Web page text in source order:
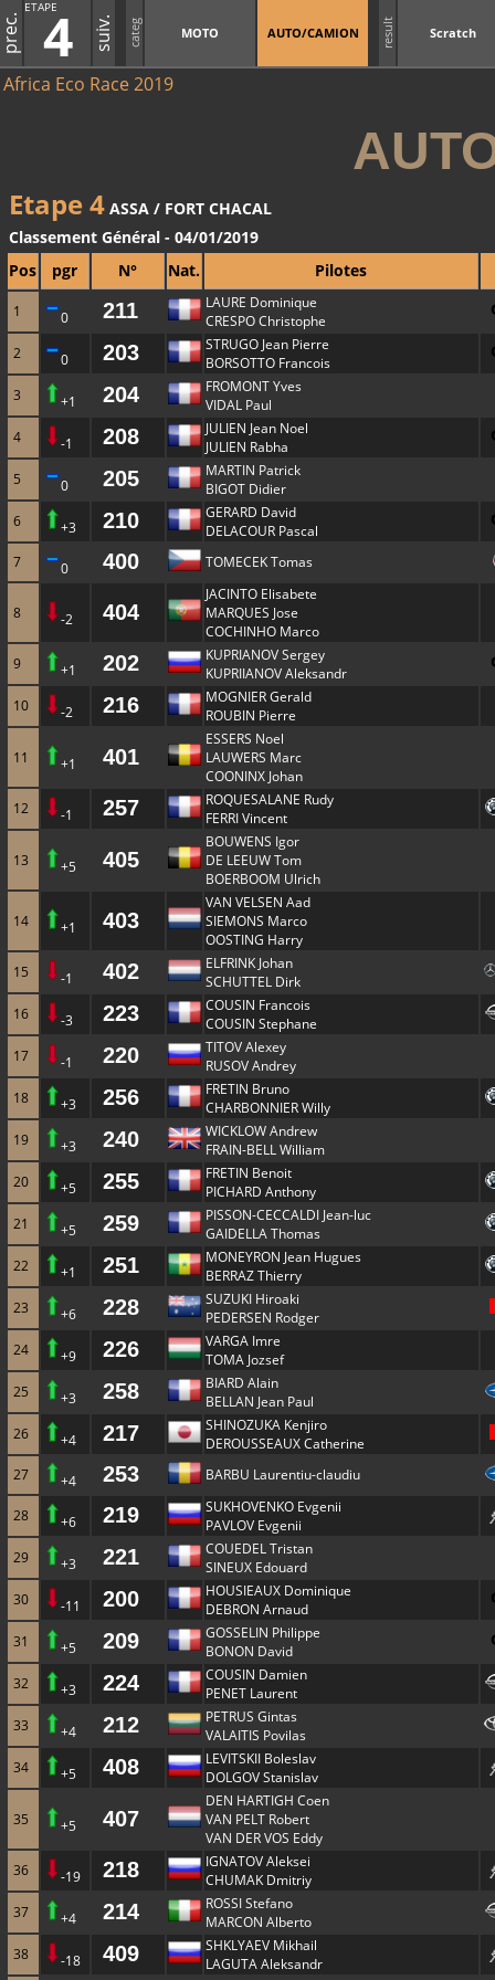
4
ETAPE
suiv. categ MOTO AUTO/CAMION result Scratch
Africa Eco Race 2019
Etape 4 ASSA / FORT CHACAL
Classement Général - 04/01/2019
Pos
pgr N° Nat. Pilotes
1 0 211
LAURE Dominique
CRESPO Christophe
2
0 203
STRUGO Jean Pierre
BORSOTTO Francois
3
+1 204
FROMONT Yves
VIDAL Paul
4
-1 208
JULIEN Jean Noel
JULIEN Rabha
5
0 205
MARTIN Patrick
BIGOT Didier
6
+3 210
GERARD David
DELACOUR Pascal
7
0 400 TOMECEK Tomas
8 -2 404
JACINTO Elisabete
MARQUES Jose
COCHINHO Marco
9
+1 202
KUPRIANOV Sergey
KUPRIIANOV Aleksandr
10
-2 216
MOGNIER Gerald
ROUBIN Pierre
11 +1 401
ESSERS Noel
LAUWERS Marc
COONINX Johan
12
-1 257
ROQUESALANE Rudy
FERRI Vincent
13 +5 405
BOUWENS Igor
DE LEEUW Tom
BOERBOOM Ulrich
14 +1 403
VAN VELSEN Aad
SIEMONS Marco
OOSTING Harry
15
-1 402
ELFRINK Johan
SCHUTTEL Dirk
16
-3 223
COUSIN Francois
COUSIN Stephane
17
-1 220
TITOV Alexey
RUSOV Andrey
18
+3 256
FRETIN Bruno
CHARBONNIER Willy
19
+3 240
WICKLOW Andrew
FRAIN-BELL William
20
+5 255
FRETIN Benoit
PICHARD Anthony
21
+5 259
PISSON-CECCALDI Jean-luc
GAIDELLA Thomas
22
+1 251
MONEYRON Jean Hugues
BERRAZ Thierry
23
+6 228
SUZUKI Hiroaki
PEDERSEN Rodger
24
+9 226
VARGA Imre
TOMA Jozsef
25
+3 258
BIARD Alain
BELLAN Jean Paul
26
+4 217
SHINOZUKA Kenjiro
DEROUSSEAUX Catherine
27
+4 253 BARBU Laurentiu-claudiu
28 +6 219
SUKHOVENKO Evgenii
PAVLOV Evgenii
29
+3 221
COUEDEL Tristan
SINEUX Edouard
30
-11 200
HOUSIEAUX Dominique
DEBRON Arnaud
31
+5 209
GOSSELIN Philippe
BONON David
32
+3 224
COUSIN Damien
PENET Laurent
33
+4 212
PETRUS Gintas
VALAITIS Povilas
34
+5 408
LEVITSKII Boleslav
DOLGOV Stanislav
35 +5 407
DEN HARTIGH Coen
VAN PELT Robert
VAN DER VOS Eddy
36
-19 218
IGNATOV Aleksei
CHUMAK Dmitriy
37
+4 214
ROSSI Stefano
MARCON Alberto
38
-18 409
SHKLYAEV Mikhail
LAGUTA Aleksandr